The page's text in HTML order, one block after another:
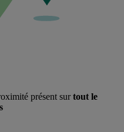
présent surtout le